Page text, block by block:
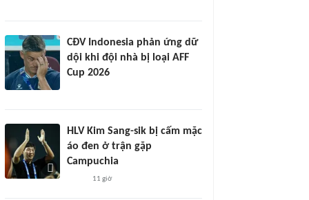
CĐV Indonesia phản ứng dữ
dội khi đội nhà bị loại AFF
Cup 2026
HLV Kim Sang-sik bị cấm mặc
áo đen ở trận gặp
Campuchia
11 giờ